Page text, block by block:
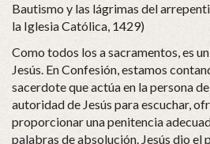
Bautismo y las lágrimas del
la Iglesia Católica, 1429)
Como todos los a sacramentos, es
Jesús. En Confesión, estamos
sacerdote que actúa en la persona
autoridad de Jesús para escuchar,
proporcionar una penitencia
palabras de absolución. Jesús dio el